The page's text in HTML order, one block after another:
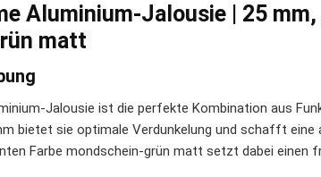
Aluminium-Jalousie | 25
matt
Jalousie ist die perfekte Kombination aus
bietet sie optimale Verdunkelung und schafft eine
Farbe mondschein-grün matt setzt dabei einen